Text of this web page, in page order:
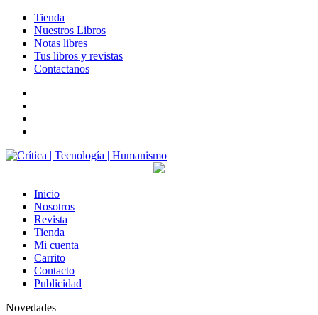
Tienda
Nuestros Libros
Notas libres
Tus libros y revistas
Contactanos
Inicio
Nosotros
Revista
Tienda
Mi cuenta
Carrito
Contacto
Publicidad
Novedades